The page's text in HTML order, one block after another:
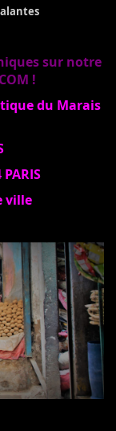
sur notre
!
du Marais
ville